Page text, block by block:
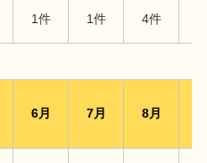
1件 1件 4件
6月 7月 8月